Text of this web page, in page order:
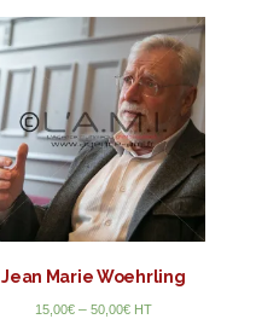
Jean Marie Woehrling
15,00€– 50,00€ HT